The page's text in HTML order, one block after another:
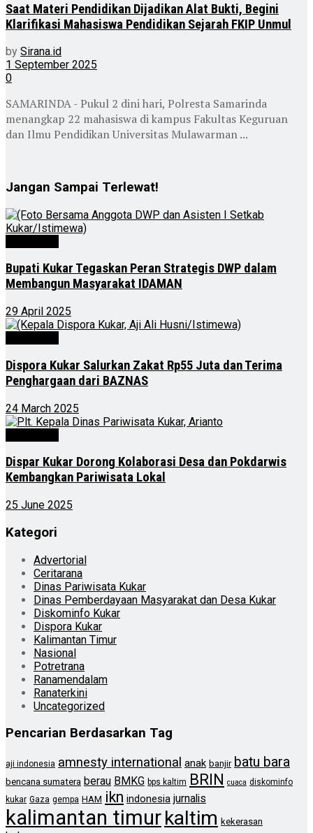
Saat Materi Pendidikan Dijadikan Alat Bukti, Begini
Klarifikasi Mahasiswa Pendidikan Sejarah FKIP Unmul
by Sirana.id
1 September 2025
0
SAMARINDA - Pukul 2 dini hari, Polresta Samarinda
menangkap 22 mahasiswa di kampus Fakultas Keguruan
dan Ilmu Pendidikan Universitas Mulawarman ...
Jangan Sampai Terlewat!
Bupati Kukar Tegaskan Peran Strategis DWP dalam
Membangun Masyarakat IDAMAN
29 April 2025
Dispora Kukar Salurkan Zakat Rp55 Juta dan Terima
Penghargaan dari BAZNAS
24 March 2025
Dispar Kukar Dorong Kolaborasi Desa dan Pokdarwis
Kembangkan Pariwisata Lokal
25 June 2025
Kategori
Advertorial
Ceritarana
Dinas Pariwisata Kukar
Dinas Pemberdayaan Masyarakat dan Desa Kukar
Diskominfo Kukar
Dispora Kukar
Kalimantan Timur
Nasional
Potretrana
Ranamendalam
Ranaterkini
Uncategorized
Pencarian Berdasarkan Tag
aji indonesia amnesty international anak banjir batu bara
bencana sumatera berau BMKG bps kaltim BRIN cuaca diskominfo
kukar Gaza gempa HAM ikn indonesia jurnalis
kalimantan timurkaltim kekerasan